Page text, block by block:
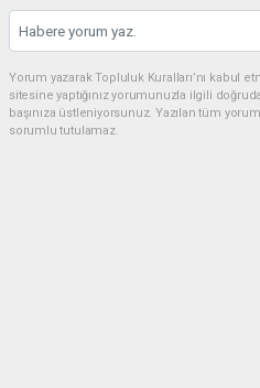
Yorum yazarak Topluluk Kuralları’nı kabul
sitesine yaptığınız yorumunuzla ilgili
başınıza üstleniyorsunuz. Yazılan tüm
sorumlu tutulamaz.